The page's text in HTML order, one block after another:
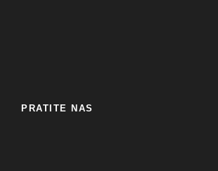
PRATITE NAS